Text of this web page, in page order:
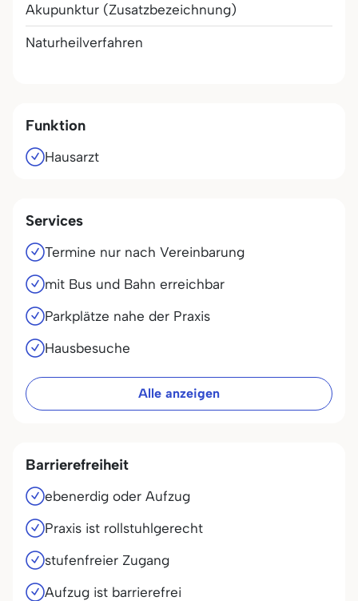
Akupunktur (Zusatzbezeichnung)
Naturheilverfahren
Funktion
Hausarzt
Services
Termine nur nach Vereinbarung
mit Bus und Bahn erreichbar
Parkplätze nahe der Praxis
Hausbesuche
Alle anzeigen
Barrierefreiheit
ebenerdig oder Aufzug
Praxis ist rollstuhlgerecht
stufenfreier Zugang
Aufzug ist barrierefrei